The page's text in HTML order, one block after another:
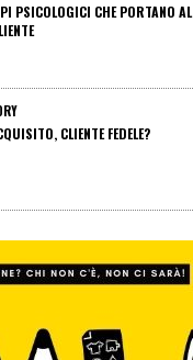
PSICOLOGICI CHE PORTANO AL
CLIENTE FEDELE?